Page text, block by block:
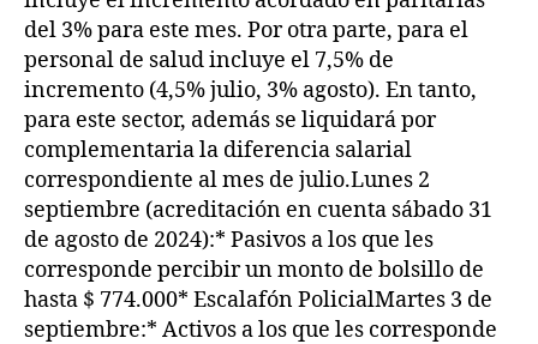
del 3% para este mes. Por otra parte, para el
personal de salud incluye el 7,5% de
incremento (4,5% julio, 3% agosto). En tanto,
para este sector, además se liquidará por
complementaria la diferencia salarial
correspondiente al mes de julio.Lunes 2
septiembre (acreditación en cuenta sábado 31
de agosto de 2024):* Pasivos a los que les
corresponde percibir un monto de bolsillo de
hasta $ 774.000* Escalafón PolicialMartes 3 de
septiembre:* Activos a los que les corresponde